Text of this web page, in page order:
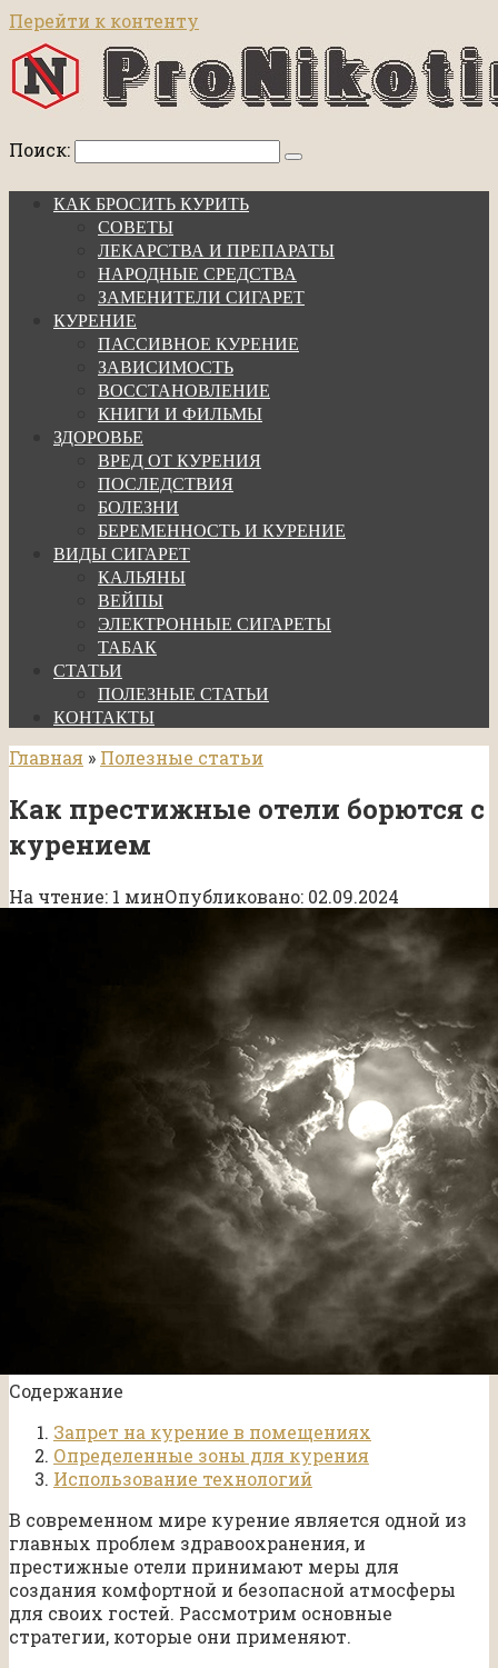
Перейти к контенту
Поиск:
КАК БРОСИТЬ КУРИТЬ
СОВЕТЫ
ЛЕКАРСТВА И ПРЕПАРАТЫ
НАРОДНЫЕ СРЕДСТВА
ЗАМЕНИТЕЛИ СИГАРЕТ
КУРЕНИЕ
ПАССИВНОЕ КУРЕНИЕ
ЗАВИСИМОСТЬ
ВОССТАНОВЛЕНИЕ
КНИГИ И ФИЛЬМЫ
ЗДОРОВЬЕ
ВРЕД ОТ КУРЕНИЯ
ПОСЛЕДСТВИЯ
БОЛЕЗНИ
БЕРЕМЕННОСТЬ И КУРЕНИЕ
ВИДЫ СИГАРЕТ
КАЛЬЯНЫ
ВЕЙПЫ
ЭЛЕКТРОННЫЕ СИГАРЕТЫ
ТАБАК
СТАТЬИ
ПОЛЕЗНЫЕ СТАТЬИ
КОНТАКТЫ
Главная » Полезные статьи
Как престижные отели борются с
курением
На чтение: 1 минОпубликовано: 02.09.2024
Содержание
Запрет на курение в помещениях
Определенные зоны для курения
Использование технологий
В современном мире курение является одной из
главных проблем здравоохранения, и
престижные отели принимают меры для
создания комфортной и безопасной атмосферы
для своих гостей. Рассмотрим основные
стратегии, которые они применяют.